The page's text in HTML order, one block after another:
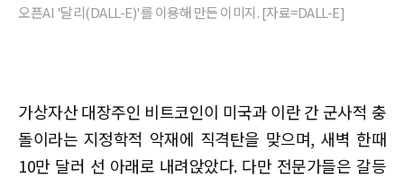
오픈AI '달리(DALL-E)'를 이용해 만든 이미지. [자료=DALL-E]
가상자산 대장주인 비트코인이 미국과 이란 간 군사적 충
돌이라는 지정학적 악재에 직격탄을 맞으며, 새벽 한때
10만 달러 선 아래로 내려앉았다. 다만 전문가들은 갈등